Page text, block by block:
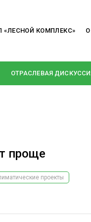
«ЛЕСНОЙ КОМПЛЕКС»
ОТРАСЛЕВАЯ
КРУПНЫМ ПЛАНОМ
ВЗГЛЯД ИЗНУТРИ
проще
проекты